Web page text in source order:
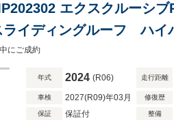
エクスクルーシ
イディングルーフ ハイ
ップディスプレイ アン
ジング
にご成約
年式 2024 (R06) 走行距離
車検 2027(R09)年03月 修復歴
保証 保証付 整備